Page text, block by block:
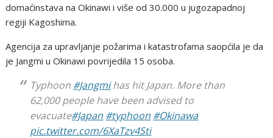
domaćinstava na Okinawi i više od 30.000 u jugozapadnoj
regiji Kagoshima.
Agencija za upravljanje požarima i katastrofama saopćila je da
je Jangmi u Okinawi povrijedila 15 osoba.
Typhoon #Jangmihas hit Japan. More than
62,000 people have been advised to
evacuate#Japan #typhoon #Okinawa
pic.twitter.com/6XaTzv4Sti